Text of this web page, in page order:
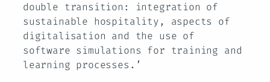
double transition: integration of
sustainable hospitality, aspects of
digitalisation and the use of
software simulations for training and
learning processes.’